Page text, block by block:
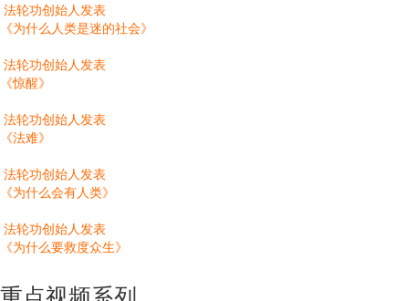
法轮功创始人发表
《为什么人类是迷的社会》
法轮功创始人发表
《惊醒》
法轮功创始人发表
《法难》
法轮功创始人发表
《为什么会有人类》
法轮功创始人发表
《为什么要救度众生》